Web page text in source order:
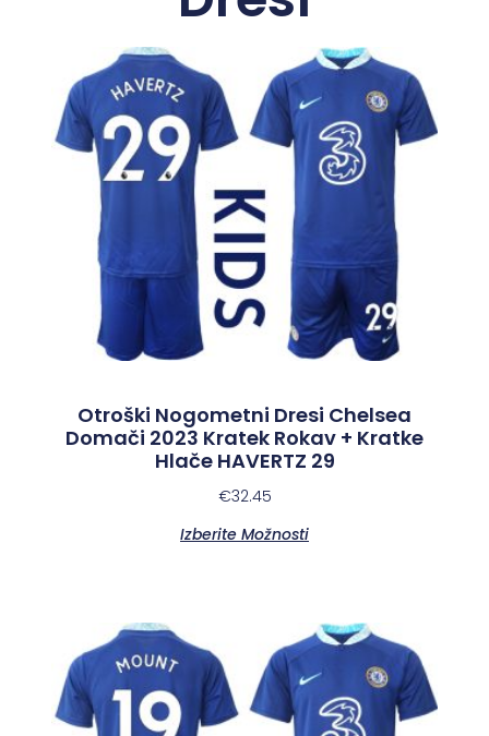
Otroški Nogometni Dresi Chelsea
Domači 2023 Kratek Rokav + Kratke
Hlače HAVERTZ 29
€32.45
Izberite Možnosti